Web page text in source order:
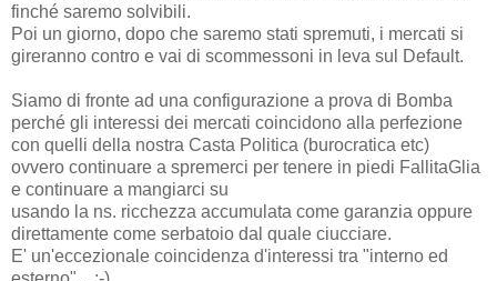
finché saremo solvibili.
Poi un giorno, dopo che saremo stati spremuti, i mercati si
gireranno contro e vai di scommessoni in leva sul Default.
Siamo di fronte ad una configurazione a prova di Bomba
perché gli interessi dei mercati coincidono alla perfezione
con quelli della nostra Casta Politica (burocratica etc)
ovvero continuare a spremerci per tenere in piedi FallitaGlia
e continuare a mangiarci su
usando la ns. ricchezza accumulata come garanzia oppure
direttamente come serbatoio dal quale ciucciare.
E' un'eccezionale coincidenza d'interessi tra "interno ed